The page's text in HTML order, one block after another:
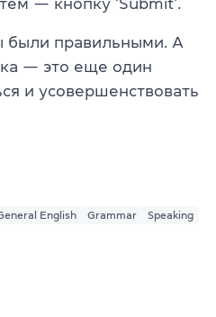
— кнопку ‘Submit’.
были правильными. А
— это еще один
и усовершенствовать
English Grammar
Speaking